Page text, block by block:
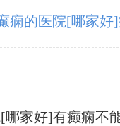
痫的医院[哪家好
哪家好]有癫痫不